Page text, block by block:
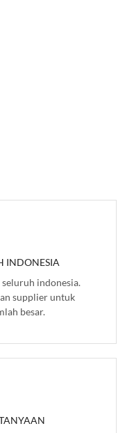
INDONESIA
indonesia.
supplier untuk
besar.